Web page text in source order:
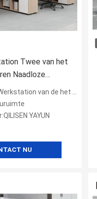
Twee van het
Naadloze
Werkstation het Houten Cel van het kwaliteitsbureau
YAYUN
NU